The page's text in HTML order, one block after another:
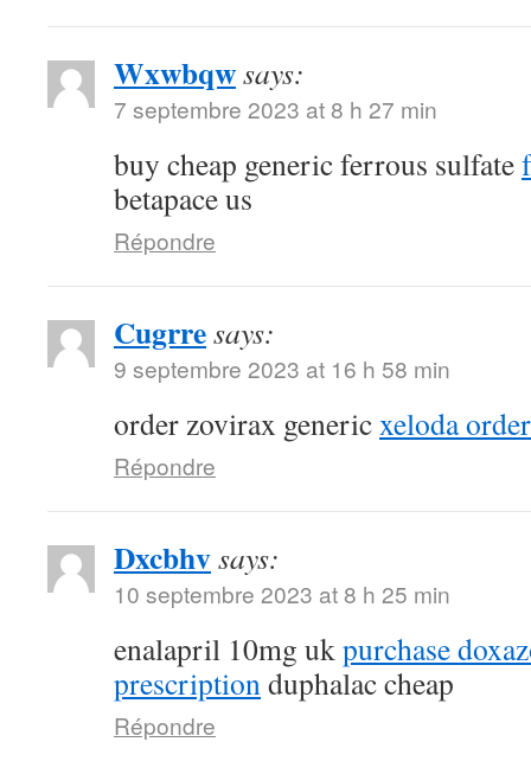
Wxwbqwsays:
7 septembre 2023 at 8 h 27 min
buy cheap generic ferrous sulfate
betapace us
Répondre
Cugrresays:
9 septembre 2023 at 16 h 58 min
order zovirax genericxeloda
Répondre
Dxcbhvsays:
10 septembre 2023 at 8 h 25 min
enalapril 10mg ukpurchase
prescriptionduphalac cheap
Répondre